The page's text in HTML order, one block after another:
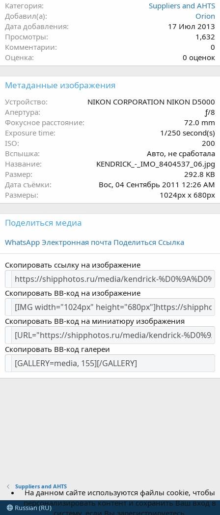
Категория
Suppliers and AHTS
Добавил(а)
Orion
Дата добавления
17 Июл 2013
Просмотры
1,632
Комментарии
0
Оценка
0
.
0
з
ё
з
0 оценок
Метаданные изображения
Устройство
NIKON CORPORATION NIKON D5000
Апертура
ƒ/8
Фокусное расстояние
72.0 mm
Exposure time
1/250 second(s)
ISO
200
Вспышка
Авто, не сработала
Название
KENDRICK_-_IMO_8404537_06.jpg
Размер
292.8 KB
Дата съёмки
Вос, 04 Сентябрь 2011 12:26 AM
Размеры
1024px x 680px
Поделиться медиа
WhatsApp Электронная почта Поделиться Ссылка
Скопировать ссылку на изображение
Скопировать BB-код на изображение
Скопировать BB-код на миниатюру изображения
Скопировать BB-код галереи
Suppliers and AHTS
Russian (RU)
На данном сайте используются файлы cookie, чтобы
персонализировать контент и сохранить Ваш вход в
систему, если Вы зарегистрируетесь.